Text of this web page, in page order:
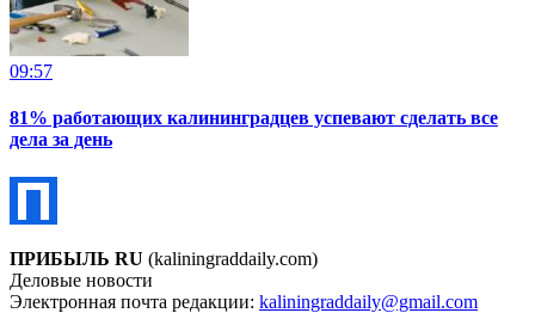
09:57
81% работающих калининградцев успевают сделать все
дела за день
ПРИБЫЛЬ RU (kaliningraddaily.com)
Деловые новости
Электронная почта редакции: kaliningraddaily@gmail.com